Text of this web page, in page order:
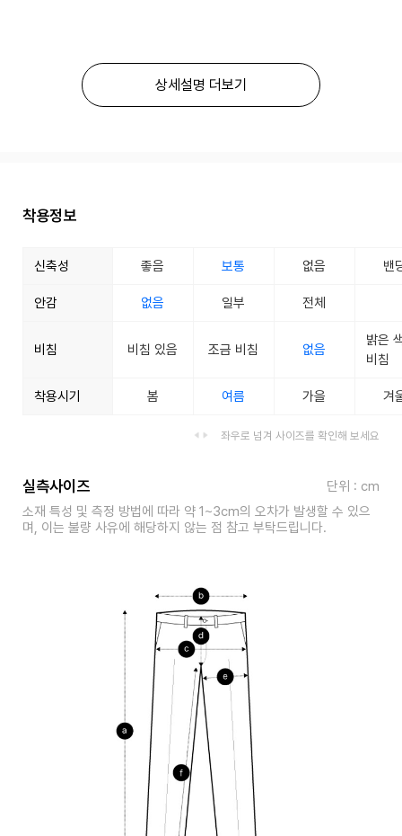
상세설명 더보기
착용정보
신축성 좋음 보통 없음 밴
안감 없음 일부 전체
비침 비침 있음 조금 비침 없음
밝은
비침
착용시기 봄 여름 가을 겨
좌우로 넘겨 사이즈를 확인해 보세요
실측사이즈
단위 : cm
소재 특성 및 측정 방법에 따라 약 1~3cm의 오차가 발생할 수 있으
며, 이는 불량 사유에 해당하지 않는 점 참고 부탁드립니다.